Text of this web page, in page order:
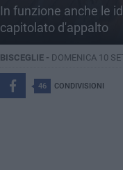
In funzione anche le
capitolato d'appalto
BISCEGLIE - DOMENICA 10
46 CONDIVISIONI